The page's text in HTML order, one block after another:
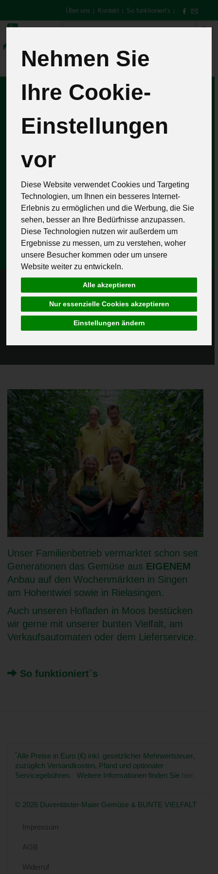
Nehmen Sie
Ihre Cookie-
Einstellungen
vor
Diese Website verwendet Cookies und Targeting
Technologien, um Ihnen ein besseres Internet-
Erlebnis zu ermöglichen und die Werbung, die Sie
sehen, besser an Ihre Bedürfnisse anzupassen.
Diese Technologien nutzen wir außerdem um
Ergebnisse zu messen, um zu verstehen, woher
unsere Besucher kommen oder um unsere
Website weiter zu entwickeln.
Alle akzeptieren
Nur essenzielle Cookies akzeptieren
Einstellungen ändern
Über uns | Kontakt | So funktioniert's |
Produkt
Wir heißen Sie -
willkommen in unserem
Onlineshop und
wünschen viel Spaß
beim Rundgang durch
die bunte Vielfalt.
unser Saisonrezept:
=>Tomatenquiche
Unser Familienbetrieb vermarktet schon seit
Generationen das Gemüse aus EIGENEM
Anbau auf den Wochenmärkten in Singen
am Hohentwiel sowie in Rielasingen.
Auch unseren Hofladen in Moos bestücken
wir gerne mit unserer bunten Vielfalt, am
Verkaufsautomaten oder dem Lieferservice.
So funktioniert`s
*Alle Preise in Euro (€) inkl. gesetzlicher Mehrwertsteuer,
zuzüglich Versandkosten, Pfand und optionaler
Servicegebühren. Weitere Informationen finden Sie hier.
© 2026 Duventäster-Maier Gemüse & BUNTE VIELFALT
Impressum
AGB
Widerruf